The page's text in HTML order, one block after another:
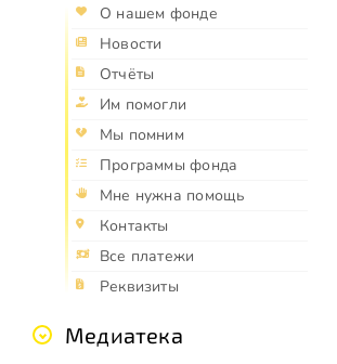
О нашем фонде
Новости
Отчёты
Им помогли
Мы помним
Программы фонда
Мне нужна помощь
Контакты
Все платежи
Реквизиты
Медиатека